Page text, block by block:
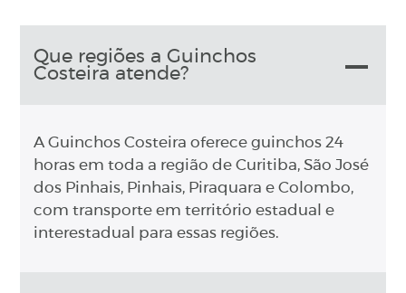
Que regiões a Guinchos
Costeira atende?
A Guinchos Costeira oferece guinchos 24
horas em toda a região de Curitiba, São José
dos Pinhais, Pinhais, Piraquara e Colombo,
com transporte em território estadual e
interestadual para essas regiões.